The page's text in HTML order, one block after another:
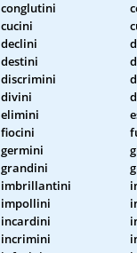
conglutini
cucini
declini
destini
discrimini
divini
elimini
fiocini
germini
grandini
imbrillantini
impollini
incardini
incrimini